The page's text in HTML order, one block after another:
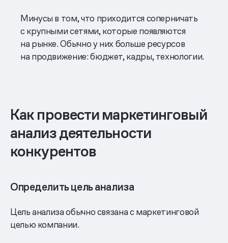
Минусы в том, что приходится соперничать
с крупными сетями, которые появляются
на рынке. Обычно у них больше ресурсов
на продвижение: бюджет, кадры, технологии.
Как провести маркетинговый
анализ деятельности
конкурентов
Определить цель анализа
Цель анализа обычно связана с маркетинговой
целью компании.